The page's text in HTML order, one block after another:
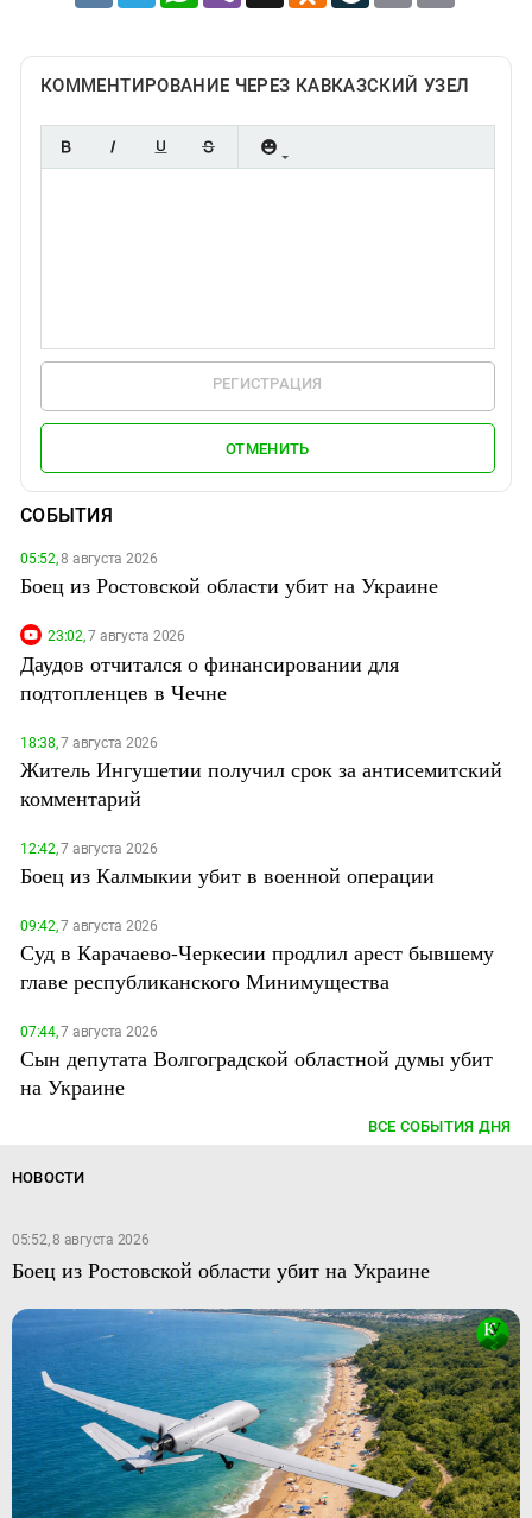
КОММЕНТИРОВАНИЕ ЧЕРЕЗ КАВКАЗСКИЙ УЗЕЛ
РЕГИСТРАЦИЯ
ОТМЕНИТЬ
СОБЫТИЯ
05:52,8 августа 2026
Боец из Ростовской области убит на Украине
23:02,7 августа 2026
Даудов отчитался о финансировании для
подтопленцев в Чечне
18:38,7 августа 2026
Житель Ингушетии получил срок за антисемитский
комментарий
12:42,7 августа 2026
Боец из Калмыкии убит в военной операции
09:42,7 августа 2026
Суд в Карачаево-Черкесии продлил арест бывшему
главе республиканского Минимущества
07:44,7 августа 2026
Сын депутата Волгоградской областной думы убит
на Украине
ВСЕ СОБЫТИЯ ДНЯ
НОВОСТИ
05:52, 8 августа 2026
Боец из Ростовской области убит на Украине